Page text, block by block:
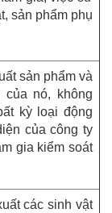
sản phẩm phụ
sản phẩm và
nó, không
kỳ loại động
của công ty
gia kiểm soát
các sinh vật